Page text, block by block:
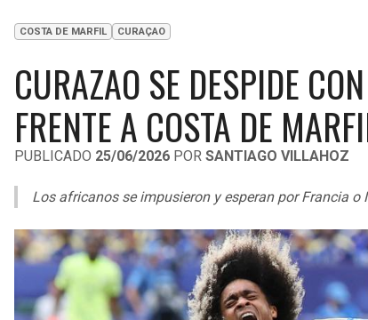
COSTA DE MARFIL CURAÇAO
CURAZAO SE DESPIDE
FRENTE A COSTA DE
PUBLICADO 25/06/2026 POR SANTIAGO VILLAHOZ
Los africanos se impusieron y esperan por Francia o